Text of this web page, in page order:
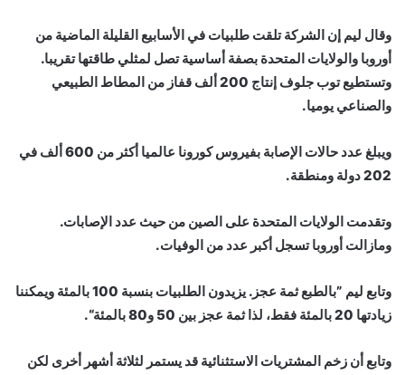
وقال ليم إن الشركة تلقت طلبيات في الأسابيع القليلة الماضية من
أوروبا والولايات المتحدة بصفة أساسية تصل لمثلي طاقتها تقريبا.
وتستطيع توب جلوف إنتاج 200 ألف قفاز من المطاط الطبيعي
والصناعي يوميا.
ويبلغ عدد حالات الإصابة بفيروس كورونا عالميا أكثر من 600 ألف في
202 دولة ومنطقة.
وتقدمت الولايات المتحدة على الصين من حيث عدد الإصابات.
ومازالت أوروبا تسجل أكبر عدد من الوفيات.
وتابع ليم ”بالطبع ثمة عجز. يزيدون الطلبيات بنسبة 100 بالمئة ويمكننا
زيادتها 20 بالمئة فقط، لذا ثمة عجز بين 50 و80 بالمئة“.
وتابع أن زخم المشتريات الاستثنائية قد يستمر لثلاثة أشهر أخرى لكن